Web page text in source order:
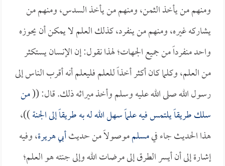
ومنهم من يأخذ الثمن، ومنهم من يأخذ السدس، ومنهم من
يشاركه غيره، ومنهم من ينفرد، كذلك العلم لا يمكن أن يحوزه
واحد منفرداً من جميع الجهات؛ لهذا نقول: إن الإنسان يستكثر
من العلم، وكلما كان أكثر أخذاً للعلم فليعلم أنه أقرب الناس إلى
رسول الله صلى الله عليه وسلم وأخذ ميراثه ذلك. قال: ((من
سلك طريقاً يلتمس فيه علماً سهل الله له به طريقاً إلى الجنة))،
هذا الحديث جاء فيمسلمموصولاً من حديثأبي هريرة، وفيه
إشارة إلى أن أيسر الطرق إلى مرضات الله وإلى جنته هو العلم؛